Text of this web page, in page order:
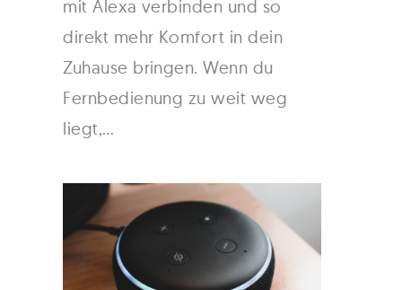
mit Alexa verbinden und so
direkt mehr Komfort in dein
Zuhause bringen. Wenn du
Fernbedienung zu weit weg
liegt,…